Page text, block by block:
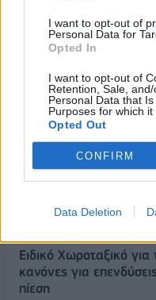
I want to opt-out of
Personal Data for
Opted In
I want to opt-out of
Retention, Sale,
Personal Data that
Purposes for which it
Opted Out
CONFIRM
Data Deletion
ΡΟΗ ΕΙΔΗΣΕΩΝ
Κορυφώνεται η
56.000 επιβάτες
λιμάνια της Αττικής
08/08/2026 - 14:30 ΕΛΛΑΔΑ
Δυτική Αττική: Η
– Τα έργα Antinero και
Ειδικό Χωροταξικό για
κανόνες για
πίεση